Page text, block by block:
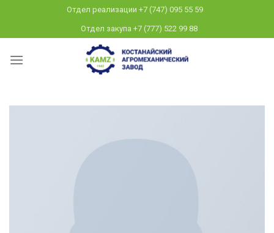
content
Отдел реализации +7 (747) 095 55 59
Отдел закупа +7 (777) 522 99 88